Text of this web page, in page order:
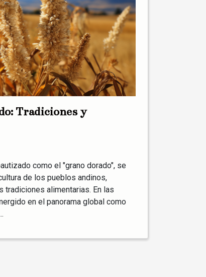
Tradiciones y
como el "grano dorado", se
de los pueblos andinos,
tradiciones alimentarias. En las
en el panorama global como